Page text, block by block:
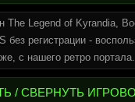
The Legend of Kyrandia,
без регистрации -
с нашего ретро портала.
/ СВЕРНУТЬ